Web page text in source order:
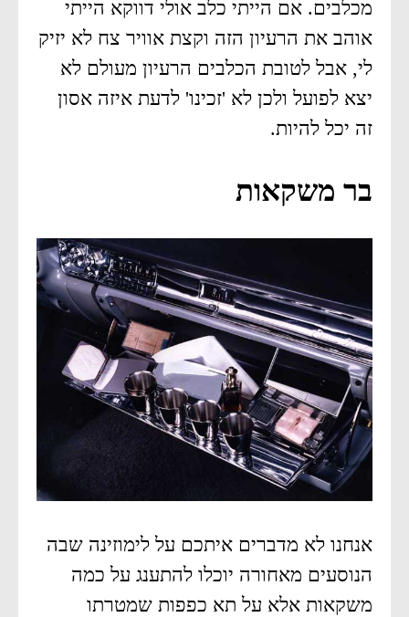
מכלבים. אם הייתי כלב אולי דווקא הייתי
אוהב את הרעיון הזה וקצת אוויר צח לא יזיק
לי, אבל לטובת הכלבים הרעיון מעולם לא
יצא לפועל ולכן לא 'זכינו' לדעת איזה אסון
זה יכל להיות.
בר משקאות
אנחנו לא מדברים איתכם על לימוזינה שבה
הנוסעים מאחורה יוכלו להתענג על כמה
משקאות אלא על תא כפפות שמטרתו